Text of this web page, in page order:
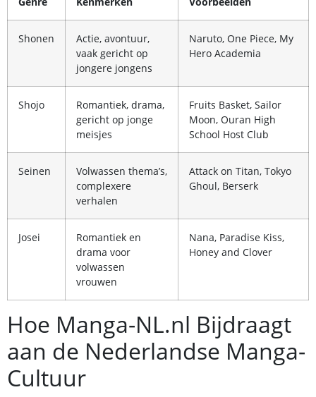
Shonen
Actie, avontuur,
vaak gericht op
jongere jongens
Naruto, One Piece, My
Hero Academia
Shojo
Romantiek, drama,
gericht op jonge
meisjes
Fruits Basket, Sailor
Moon, Ouran High
School Host Club
Seinen
Volwassen thema’s,
complexere
verhalen
Attack on Titan, Tokyo
Ghoul, Berserk
Josei
Romantiek en
drama voor
volwassen
vrouwen
Nana, Paradise Kiss,
Honey and Clover
Hoe Manga-NL.nl Bijdraagt
aan de Nederlandse Manga-
Cultuur